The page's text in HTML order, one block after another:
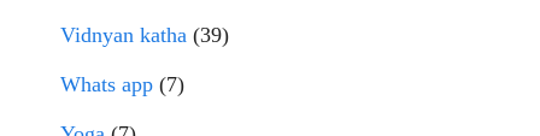
Vidnyan katha (39)
Whats app (7)